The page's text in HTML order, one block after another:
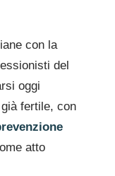
con la
del
oggi
fertile, con
atto